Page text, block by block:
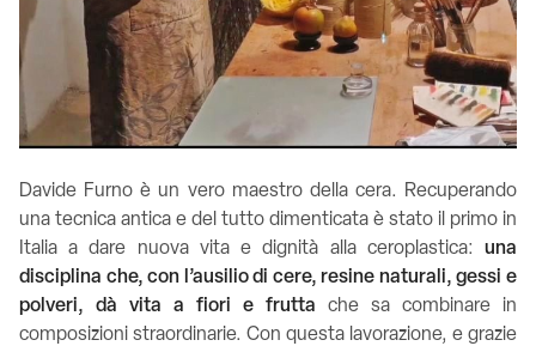
Davide Furno è un vero maestro della cera. Recuperando
una tecnica antica e del tutto dimenticata è stato il primo in
Italia a dare nuova vita e dignità alla ceroplastica: una
disciplina che, con l’ausilio di cere, resine naturali, gessi e
polveri, dà vita a fiori e frutta che sa combinare in
composizioni straordinarie. Con questa lavorazione, e grazie